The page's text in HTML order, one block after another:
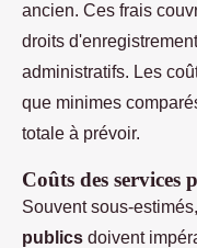
ancien. Ces frais
droits
administratifs. Les
que minimes
totale à prévoir.
Coûts des services
Souvent sous-
publics doivent